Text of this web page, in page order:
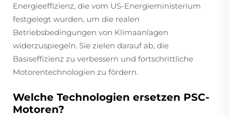
Energieeffizienz, die vom US-Energieministerium
festgelegt wurden, um die realen
Betriebsbedingungen von Klimaanlagen
widerzuspiegeln. Sie zielen darauf ab, die
Basiseffizienz zu verbessern und fortschrittliche
Motorentechnologien zu fördern.
Welche Technologien ersetzen PSC-
Motoren?